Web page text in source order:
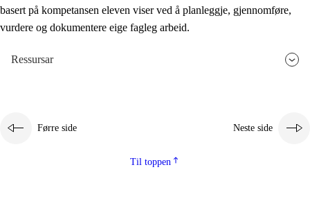
basert på kompetansen eleven viser ved å planleggje, gjennomføre,
vurdere og dokumentere eige fagleg arbeid.
Ressursar
Førre side Neste side
Til toppen